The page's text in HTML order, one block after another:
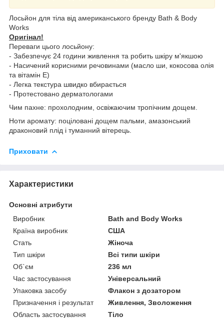
Лосьйон для тіла від американського бренду Bath & Body
Works
Оригінал!
Переваги цього лосьйону:
- Забезпечує 24 години живлення та робить шкіру м'якшою
- Насичений корисними речовинами (масло ши, кокосова олія
та вітамін Е)
- Легка текстура швидко вбирається
- Протестовано дерматологами
Чим пахне: прохолодним, освіжаючим тропічним дощем.
Ноти аромату: поціловані дощем пальми, амазонський
драконовий плід і туманний вітерець.
Приховати
Характеристики
Основні атрибути
Виробник
Bath and Body Works
Країна виробник
США
Стать
Жіноча
Тип шкіри
Всі типи шкіри
Об`єм
236 мл
Час застосування
Універсальний
Упаковка засобу
Флакон з дозатором
Призначення і результат
Живлення, Зволоження
Область застосування
Тіло